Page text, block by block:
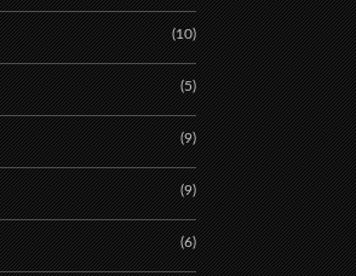
(10)
(5)
(9)
(9)
(6)